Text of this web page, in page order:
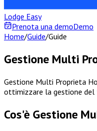
Lodge Easy
Prenota una demoDemo
Home/Guide/Guide
Gestione Multi
Gestione Multi Proprieta
ottimizzare la gestione
Cos'è Gestione